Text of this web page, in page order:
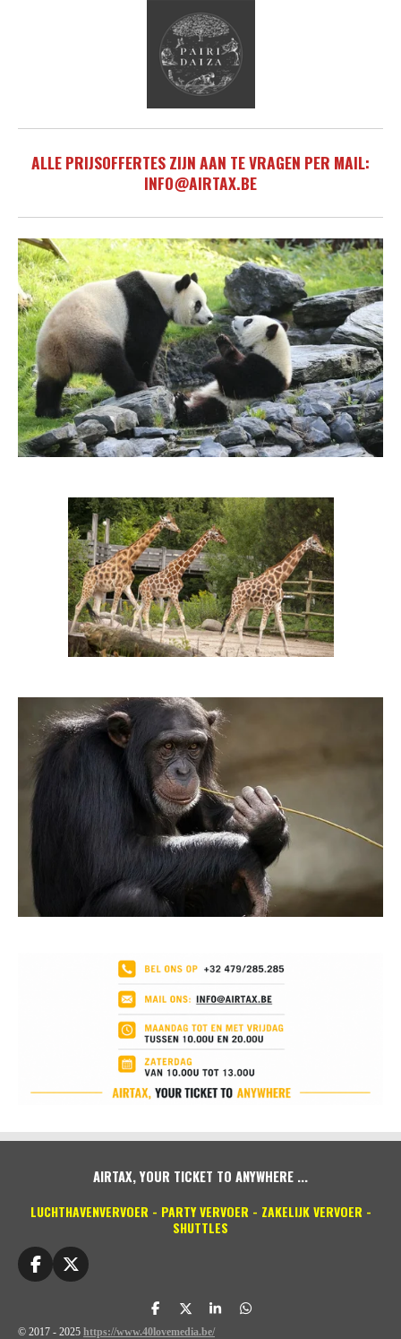
ALLE PRIJSOFFERTES ZIJN AAN TE VRAGEN PER MAIL:
INFO@AIRTAX.BE
AIRTAX, YOUR TICKET TO ANYWHERE ...
LUCHTHAVENVERVOER - PARTY VERVOER - ZAKELIJK VERVOER -
SHUTTLES
F
b
X
D
e
D
e
S
h
D
© 2017 - 2025 https://www.40lovemedia.be/